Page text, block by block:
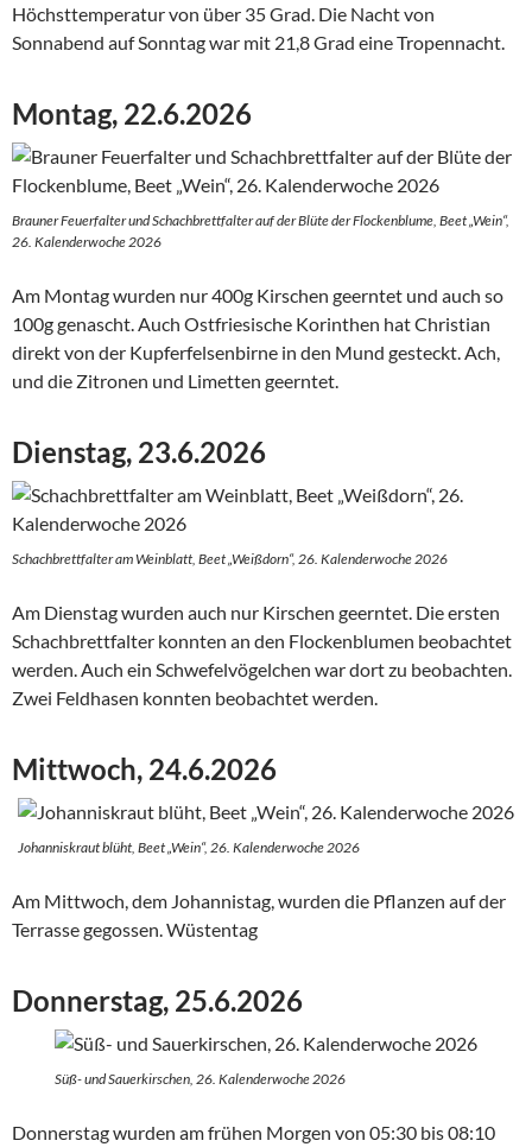
Höchsttemperatur von über 35 Grad. Die Nacht von
Sonnabend auf Sonntag war mit 21,8 Grad eine Tropennacht.
Montag, 22.6.2026
Brauner Feuerfalter und Schachbrettfalter auf der Blüte der Flockenblume, Beet „Wein“,
26. Kalenderwoche 2026
Am Montag wurden nur 400g Kirschen geerntet und auch so
100g genascht. Auch Ostfriesische Korinthen hat Christian
direkt von der Kupferfelsenbirne in den Mund gesteckt. Ach,
und die Zitronen und Limetten geerntet.
Dienstag, 23.6.2026
Schachbrettfalter am Weinblatt, Beet „Weißdorn“, 26. Kalenderwoche 2026
Am Dienstag wurden auch nur Kirschen geerntet. Die ersten
Schachbrettfalter konnten an den Flockenblumen beobachtet
werden. Auch ein Schwefelvögelchen war dort zu beobachten.
Zwei Feldhasen konnten beobachtet werden.
Mittwoch, 24.6.2026
Johanniskraut blüht, Beet „Wein“, 26. Kalenderwoche 2026
Am Mittwoch, dem Johannistag, wurden die Pflanzen auf der
Terrasse gegossen. Wüstentag
Donnerstag, 25.6.2026
Süß- und Sauerkirschen, 26. Kalenderwoche 2026
Donnerstag wurden am frühen Morgen von 05:30 bis 08:10